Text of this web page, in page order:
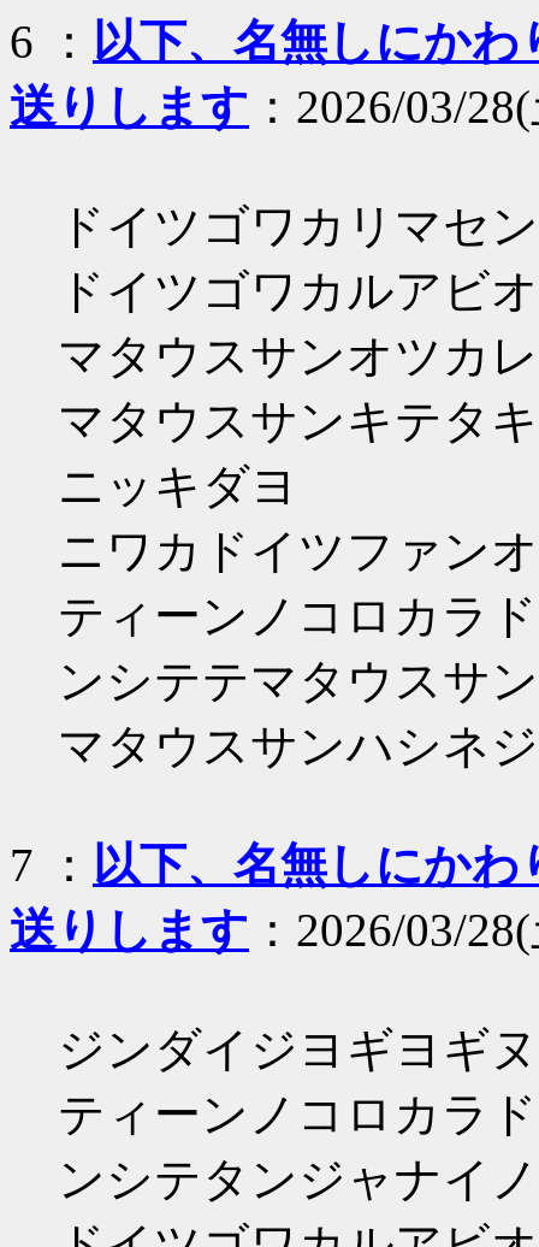
6 ： 以下、名無しにか
送りします ：2026/03/
ドイツゴワカリマセン
ドイツゴワカルアビ
マタウスサンオツカレ
マタウスサンキテタ
ニッキダヨ
ニワカドイツファン
ティーンノコロカラ
ンシテテマタウスサ
マタウスサンハシネ
7 ： 以下、名無しにか
送りします ：2026/03/
ジンダイジヨギヨギ
ティーンノコロカラ
ンシテタンジャナイ